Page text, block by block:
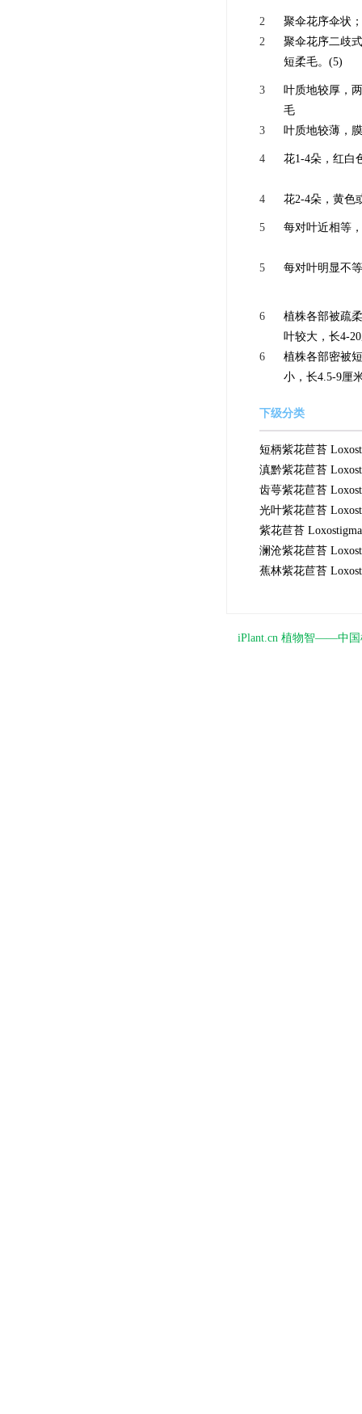
2
聚伞花序伞状
2
聚伞花序二歧
短柔毛。(5)
3
叶质地较厚，
毛
3
叶质地较薄，
4 花1-4朵，红白
4 花2-4朵，黄色
5 每对叶近相等
5 每对叶明显不
6
植株各部被疏
叶较大，长4-
6
植株各部密被
小，长4.5-9厘
下级分类
短柄紫花苣苔
滇黔紫花苣苔
齿萼紫花苣苔
光叶紫花苣苔
紫花苣苔
澜沧紫花苣苔
蕉林紫花苣苔
iPlant.cn 植物智——中国